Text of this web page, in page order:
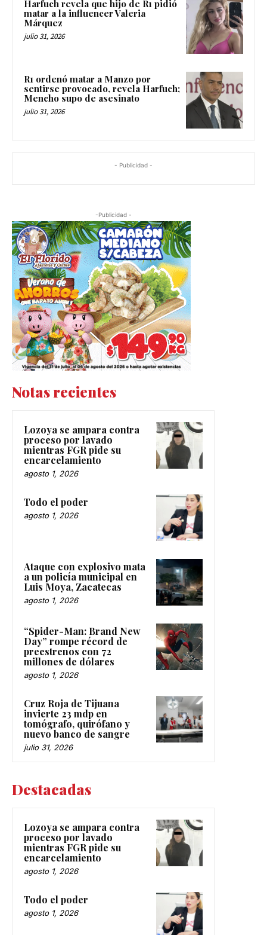
Harfuch revela que hijo de R1 pidió
matar a la influencer Valeria
Márquez
julio 31, 2026
R1 ordenó matar a Manzo por
sentirse provocado, revela Harfuch;
Mencho supo de asesinato
julio 31, 2026
- Publicidad -
-Publicidad -
Notas recientes
Lozoya se ampara contra
proceso por lavado
mientras FGR pide su
encarcelamiento
agosto 1, 2026
Todo el poder
agosto 1, 2026
Ataque con explosivo mata
a un policía municipal en
Luis Moya, Zacatecas
agosto 1, 2026
“Spider-Man: Brand New
Day” rompe récord de
preestrenos con 72
millones de dólares
agosto 1, 2026
Cruz Roja de Tijuana
invierte 23 mdp en
tomógrafo, quirófano y
nuevo banco de sangre
julio 31, 2026
Destacadas
Lozoya se ampara contra
proceso por lavado
mientras FGR pide su
encarcelamiento
agosto 1, 2026
Todo el poder
agosto 1, 2026